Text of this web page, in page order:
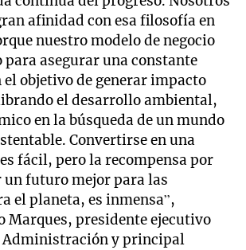
afinidad con esa filosofía en
nuestro modelo de negocio
asegurar una constante
objetivo de generar impacto
el desarrollo ambiental,
en la búsqueda de un mundo
Convertirse en una
fácil, pero la recompensa por
un futuro mejor para las
el planeta, es inmensa”,
Marques, presidente ejecutivo
Administración y principal